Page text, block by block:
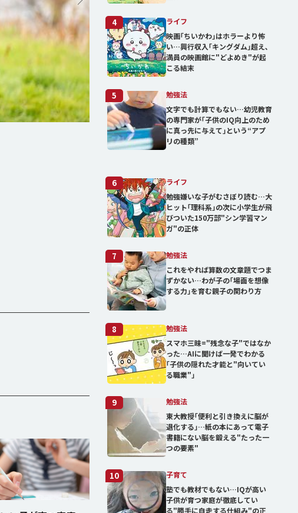
4
ライフ
映画｢ちいかわ｣はホラーより怖
い…興行収入｢キングダム｣超え､
満員の映画館に"どよめき"が起
こる結末
5
勉強法
文字でも計算でもない…幼児教育
の専門家が｢子供のIQ向上のため
に真っ先に与えて｣という“アプ
リの種類”
6
ライフ
勉強嫌いな子がむさぼり読む…大
ヒット｢理科系｣の次に小学生が飛
びついた150万部"シン学習マン
ガ"の正体
7
勉強法
これをやれば算数の文章題でつま
ずかない…わが子の｢場面を想像
する力｣を育む親子の関わり方
8
勉強法
スマホ三昧="残念な子"ではなか
った…AIに聞けば一発でわかる
｢子供の隠れた才能と"向いてい
る職業"｣
9
勉強法
東大教授｢便利と引き換えに脳が
退化する｣…紙の本にあって電子
書籍にない脳を鍛える"たった一
つの要素"
10
子育て
塾でも教材でもない…IQが高い
子供が育つ家庭が徹底してい
る"勝手に自走する仕組み"の正